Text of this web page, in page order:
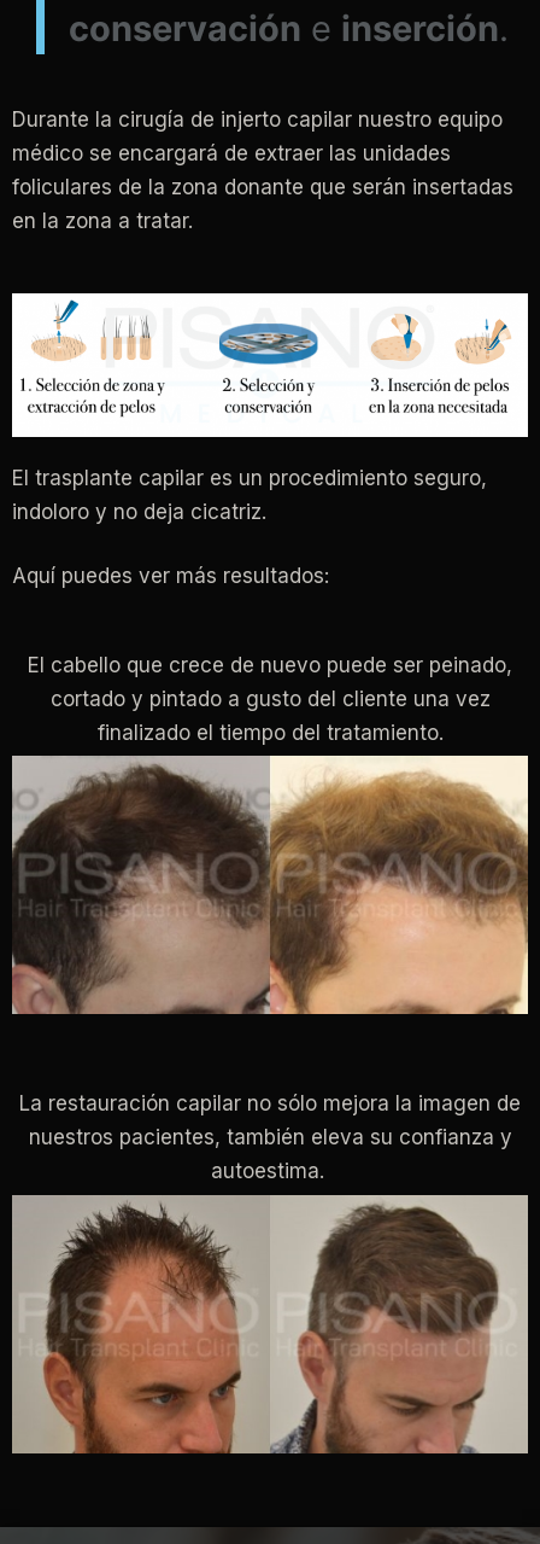
conservación e inserción.
Durante la cirugía de injerto capilar nuestro equipo
médico se encargará de extraer las unidades
foliculares de la zona donante que serán insertadas
en la zona a tratar.
El trasplante capilar es un procedimiento seguro,
indoloro y no deja cicatriz.
Aquí puedes ver más resultados:
El cabello que crece de nuevo puede ser peinado,
cortado y pintado a gusto del cliente una vez
finalizado el tiempo del tratamiento.
La restauración capilar no sólo mejora la imagen de
nuestros pacientes, también eleva su confianza y
autoestima.